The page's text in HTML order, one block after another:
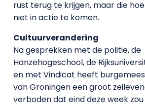
rust terug te krijgen, maar die
niet in actie te komen.
Cultuurverandering
Na gesprekken met de politie, de
Hanzehogeschool, de
en met Vindicat heeft
van Groningen een groot
verboden dat eind deze week